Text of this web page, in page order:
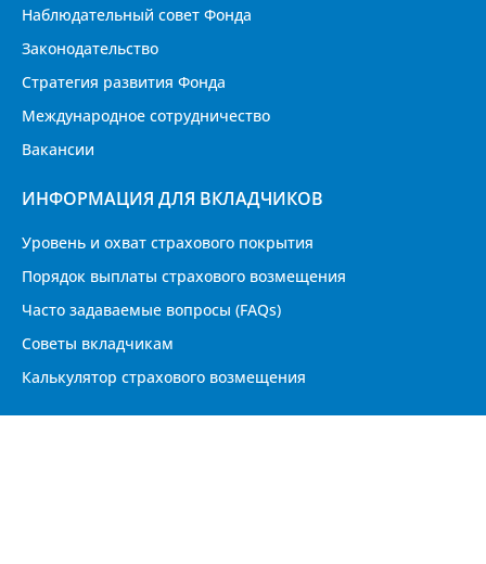
Наблюдательный совет Фонда
Законодательство
Стратегия развития Фонда
Международное сотрудничество
Вакансии
ИНФОРМАЦИЯ ДЛЯ ВКЛАДЧИКОВ
Уровень и охват страхового покрытия
Порядок выплаты страхового возмещения
Часто задаваемые вопросы (FAQs)
Советы вкладчикам
Калькулятор страхового возмещения